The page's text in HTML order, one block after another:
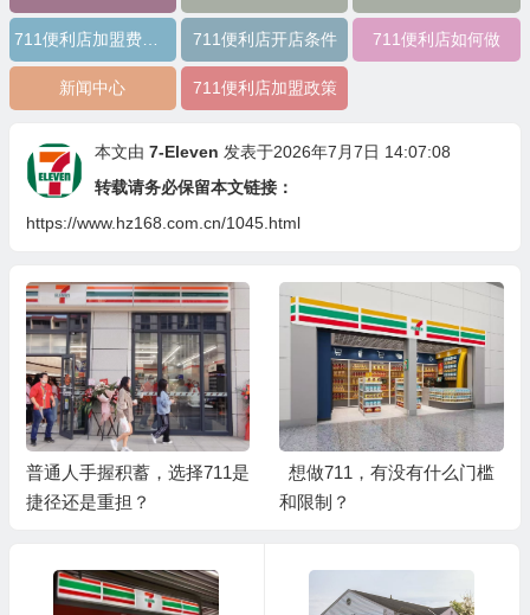
711便利店加盟费及条件 711便利店开店条件 711便利店如何做
新闻中心 711便利店加盟政策
本文由 7-Eleven 发表于2026年7月7日 14:07:08
转载请务必保留本文链接：
https://www.hz168.com.cn/1045.html
普通人手握积蓄，选择711是
捷径还是重担？
想做711，有没有什么门槛
和限制？